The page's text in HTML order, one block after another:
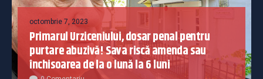
octombrie 7, 2023
Primarul Urziceniului, dosar penal pentru
purtare abuzivă! Sava riscă amenda sau
închisoarea de la o lună la 6 luni